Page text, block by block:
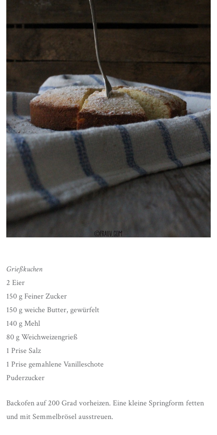
Grießkuchen
2 Eier
150 g Feiner Zucker
150 g weiche Butter, gewürfelt
140 g Mehl
80 g Weichweizengrieß
1 Prise Salz
1 Prise gemahlene Vanilleschote
Puderzucker
Backofen auf 200 Grad vorheizen. Eine kleine Springform fetten
und mit Semmelbrösel ausstreuen.